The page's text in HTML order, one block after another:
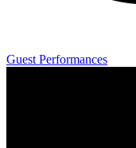
Guest Performances